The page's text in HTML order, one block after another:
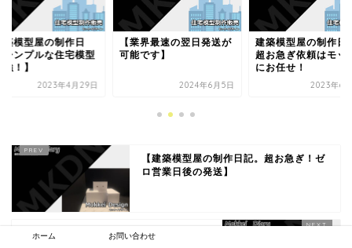
界最速の翌日発送が
です】
2024年6月5日
建築模型屋の制作日記。
超お急ぎ依頼はモッケイ
2023年6月30日
【建築模型屋の制作
記。丸い屋根が特徴
素敵な住宅でした！
2020年11
【建築模型屋の制作日記。超お急ぎ！ゼ
ロ営業日後の発送】
【建築模型屋の制作日記。切妻屋根の可
ホーム お問い合わせ